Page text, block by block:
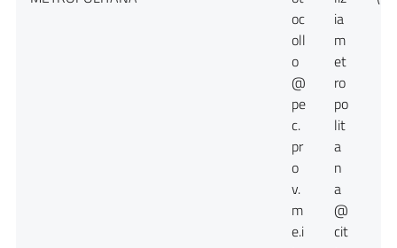
oc
oll
o
@
pe
c.
pr
o
v.
m
e.i
ia
m
et
ro
po
lit
a
n
a
@
cit